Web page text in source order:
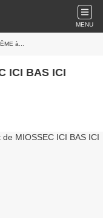
MENU
à...
ICI BAS ICI